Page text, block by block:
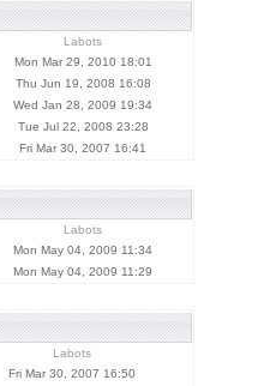
Labots
Mon Mar 29, 2010 18:01
Thu Jun 19, 2008 16:08
Wed Jan 28, 2009 19:34
Tue Jul 22, 2008 23:28
Fri Mar 30, 2007 16:41
Labots
Mon May 04, 2009 11:34
Mon May 04, 2009 11:29
Labots
Fri Mar 30, 2007 16:50